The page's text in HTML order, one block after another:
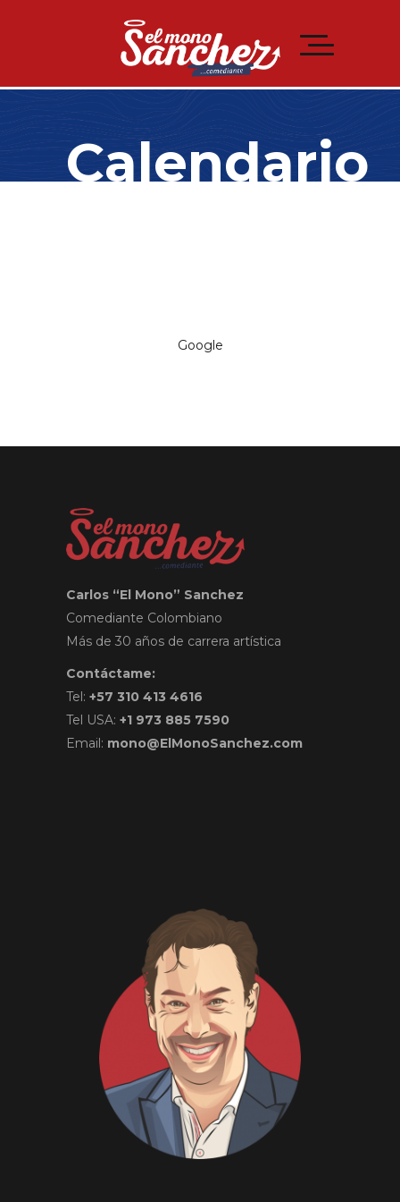
Calendario
Google
Carlos “El Mono” Sanchez
Comediante Colombiano
Más de 30 años de carrera artística
Contáctame:
Tel: +57 310 413 4616
Tel USA: +1 973 885 7590
Email: mono@ElMonoSanchez.com